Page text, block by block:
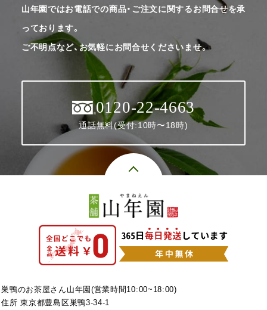
山年園ではお電話での商品・ご注文に関するお問合せを承
っております。
ご不明点など、お気軽にお問合せくださいませ。
0120-22-4663
通話無料(受付:10時〜18時)
巣鴨のお茶屋さん山年園(営業時間10:00~18:00)
住所 東京都豊島区巣鴨3-34-1